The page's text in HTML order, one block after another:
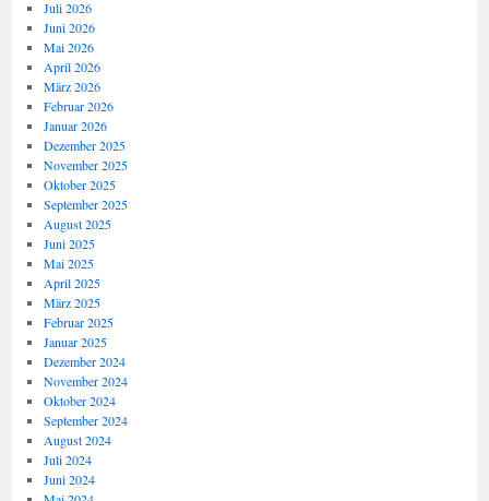
Juli 2026
Juni 2026
Mai 2026
April 2026
März 2026
Februar 2026
Januar 2026
Dezember 2025
November 2025
Oktober 2025
September 2025
August 2025
Juni 2025
Mai 2025
April 2025
März 2025
Februar 2025
Januar 2025
Dezember 2024
November 2024
Oktober 2024
September 2024
August 2024
Juli 2024
Juni 2024